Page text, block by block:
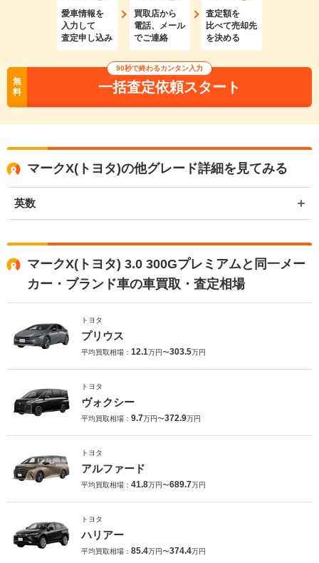
愛車情報を
入力して
査定申し込み
買取店から
電話、メール
でご連絡
査定額を
比べて売却先
を決める
無
料
90秒で終わるカンタン入力
一括査定依頼スタート
マークX(トヨタ)の他グレード詳細を見てみる
英数
マークX(トヨタ) 3.0 300Gプレミアムと同一メー
カー・ブランド車の車買取・査定相場
トヨタ
プリウス
平均買取相場： 12.1万円〜303.5万円
トヨタ
ヴォクシー
平均買取相場： 9.7万円〜372.9万円
トヨタ
アルファード
平均買取相場： 41.8万円〜689.7万円
トヨタ
ハリアー
平均買取相場： 85.4万円〜374.4万円